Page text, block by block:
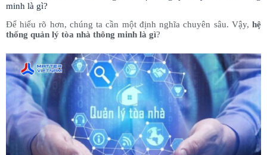
minh là gì?
Để hiểu rõ hơn, chúng ta cần một định nghĩa chuyên sâu. Vậy, hệ
thống quản lý tòa nhà thông minh là gì?